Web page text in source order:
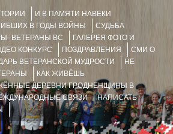
И В ПАМЯТИ НАВЕКИ
В ГОДЫ ВОЙНЫ
СУДЬБА
ВЕТЕРАНЫ ВС
ГАЛЕРЕЯ ФОТО И
КОНКУРС ПОЗДРАВЛЕНИЯ
СМИ О
ВЕТЕРАНСКОЙ МУДРОСТИ
НЕ
КАК ЖИВЁШЬ
ДЕРЕВНИ ГРОДНЕНЩИНЫ В
СВЯЗИ
НАПИСАТЬ